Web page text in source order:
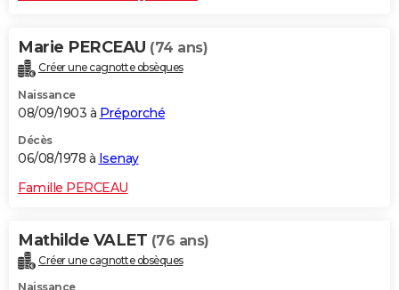
Marie PERCEAU (74 ans)
Créer une cagnotte obsèques
Naissance
08/09/1903 à Préporché
Décès
06/08/1978 à Isenay
Famille PERCEAU
Mathilde VALET (76 ans)
Créer une cagnotte obsèques
Naissance